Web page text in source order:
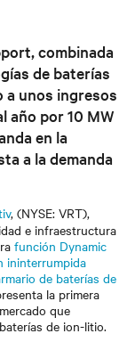
combinada
de baterías
a unos ingresos
año por 10 MW
en la
a la demanda
, (NYSE: VRT),
e infraestructura
función Dynamic
ininterrumpida
de baterías de
la primera
que
de ion-litio.